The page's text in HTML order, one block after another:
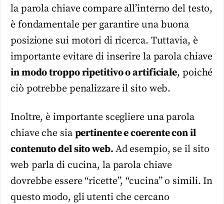
la parola chiave compare all’interno del testo,
è fondamentale per garantire una buona
posizione sui motori di ricerca. Tuttavia, è
importante evitare di inserire la parola chiave
in modo troppo ripetitivo o artificiale, poiché
ciò potrebbe penalizzare il sito web.
Inoltre, è importante scegliere una parola
chiave che sia pertinente e coerente con il
contenuto del sito web. Ad esempio, se il sito
web parla di cucina, la parola chiave
dovrebbe essere “ricette”, “cucina” o simili. In
questo modo, gli utenti che cercano